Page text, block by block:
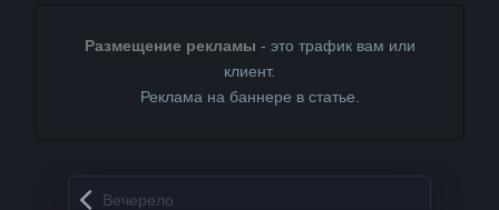
Размещение рекламы - это трафик вам или
клиент.
Реклама на баннере в статье.
Запись навигация
Вечерело